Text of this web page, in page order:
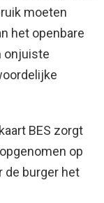
moeten
het openbare
onjuiste
BES zorgt
op
de burger het